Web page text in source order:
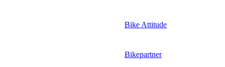
Bike Attitude
Bikepartner